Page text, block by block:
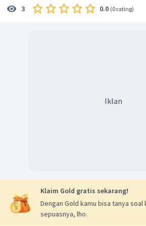
hedonisme, individualis
masyarakat. Selain itu, cara
3 0.0 (0 rating)
Iklan
Klaim Gold gratis sekarang!
Dengan Gold kamu bisa tanya soal
sepuasnya, lho.